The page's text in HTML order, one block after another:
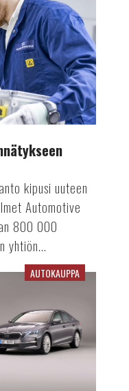
kipusi uuteen
Automotive
800 000
yhtiön...
AUTOKAUPPA